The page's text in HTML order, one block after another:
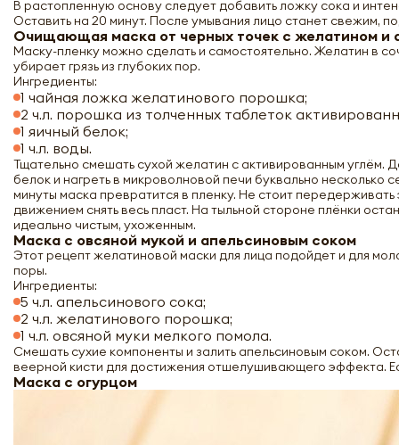
В растопленную основу следует добавить ложку сока и
Оставить на 20 минут. После умывания лицо станет свежим,
Очищающая маска от черных точек с желатином и
Маску-пленку можно сделать и самостоятельно. Желатин в
убирает грязь из глубоких пор.
Ингредиенты:
1 чайная ложка желатинового порошка;
2 ч.л. порошка из толченных таблеток
1 яичный белок;
1 ч.л. воды.
Тщательно смешать сухой желатин с активированным углём.
белок и нагреть в микроволновой печи буквально
минуты маска превратится в пленку. Не стоит
движением снять весь пласт. На тыльной стороне плёнки
идеально чистым, ухоженным.
Маска с овсяной мукой и апельсиновым соком
Этот рецепт желатиновой маски для лица подойдет и для
поры.
Ингредиенты:
5 ч.л. апельсинового сока;
2 ч.л. желатинового порошка;
1 ч.л. овсяной муки мелкого помола.
Смешать сухие компоненты и залить апельсиновым соком.
веерной кисти для достижения отшелушивающего эффекта.
Маска с огурцом